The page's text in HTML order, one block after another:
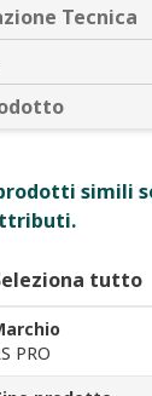
Tecnica
simili
tutto
PRO